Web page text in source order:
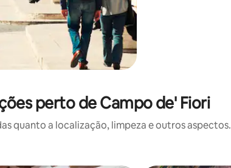
perto de Campo de' Fiori
quanto a localização, limpeza e outros aspectos.